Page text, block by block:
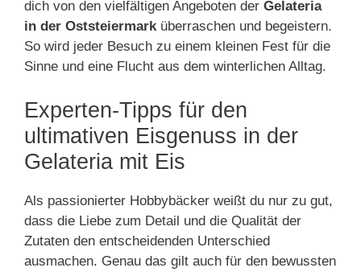
dich von den vielfältigen Angeboten der Gelateria
in der Oststeiermarküberraschen und begeistern.
So wird jeder Besuch zu einem kleinen Fest für die
Sinne und eine Flucht aus dem winterlichen Alltag.
Experten-Tipps für den
ultimativen Eisgenuss in der
Gelateria mit Eis
Als passionierter Hobbybäcker weißt du nur zu gut,
dass die Liebe zum Detail und die Qualität der
Zutaten den entscheidenden Unterschied
ausmachen. Genau das gilt auch für den bewussten